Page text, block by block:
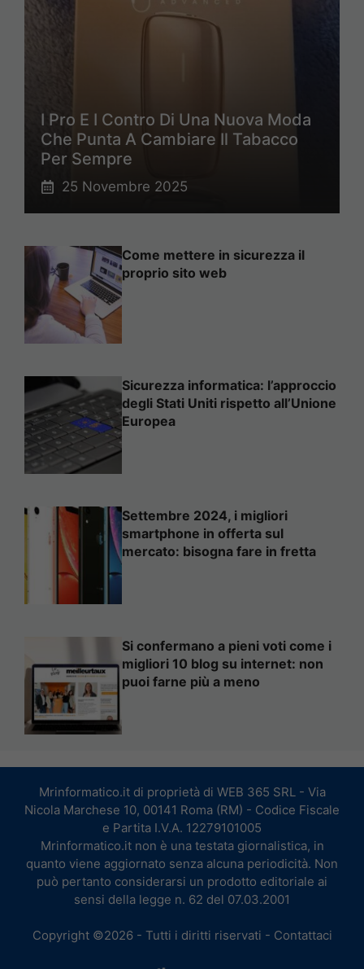
I Pro E I Contro Di Una Nuova Moda
Che Punta A Cambiare Il Tabacco
Per Sempre
25 Novembre 2025
Come mettere in sicurezza il
proprio sito web
Sicurezza informatica: l’approccio
degli Stati Uniti rispetto all’Unione
Europea
Settembre 2024, i migliori
smartphone in offerta sul
mercato: bisogna fare in fretta
Si confermano a pieni voti come i
migliori 10 blog su internet: non
puoi farne più a meno
Mrinformatico.it di proprietà di WEB 365 SRL - Via
Nicola Marchese 10, 00141 Roma (RM) - Codice Fiscale
e Partita I.V.A. 12279101005
Mrinformatico.it non è una testata giornalistica, in
quanto viene aggiornato senza alcuna periodicità. Non
può pertanto considerarsi un prodotto editoriale ai
sensi della legge n. 62 del 07.03.2001
Copyright ©2026 - Tutti i diritti riservati - Contattaci